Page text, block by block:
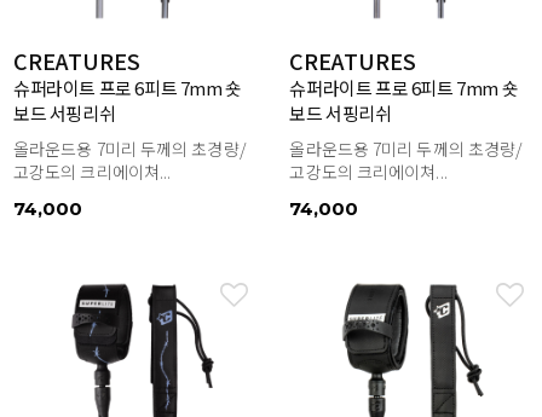
CREATURES
슈퍼라이트 프로 6피트 7mm 숏
보드 서핑리쉬
올라운드용 7미리 두께의 초경량/
고강도의 크리에이쳐...
74,000
CREATURES
슈퍼라이트 프로 6피트 7mm 숏
보드 서핑리쉬
올라운드용 7미리 두께의 초경량/
고강도의 크리에이쳐...
74,000